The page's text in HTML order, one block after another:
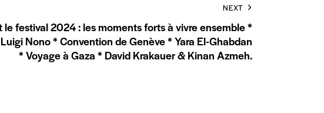
NEXT
le festival 2024 : les moments forts à vivre ensemble *
Nono * Convention de Genève * Yara El-Ghabdan
* Voyage à Gaza * David Krakauer & Kinan Azmeh.